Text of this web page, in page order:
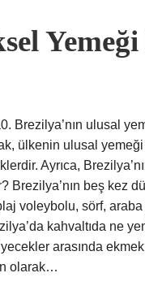
Brezilya’nın ulusal
ülkenin ulusal
Ayrıca,
Brezilya’nın beş kez
voleybolu, sörf, araba
kahvaltıda ne
arasında
olarak…